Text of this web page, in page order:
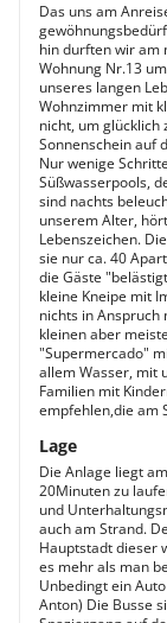
Das uns am
hin durften wir am
Wohnung Nr.13
unseres langen
Wohnzimmer mit
nicht, um glücklich
Sonnenschein auf
Nur wenige
Süßwasserpools,
sind nachts
unserem Alter,
Lebenszeichen.
sie nur ca. 40
die Gäste
kleine Kneipe mit
nichts in
kleinen aber
"Supermercado"
allem Wasser, mit
Familien mit
empfehlen,die am
Lage
Die Anlage liegt
20Minuten zu
und
auch am Strand.
Hauptstadt dieser
es mehr als man
Unbedingt ein
Anton) Die Busse